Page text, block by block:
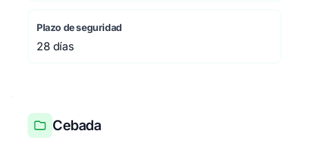
Plazo de seguridad
28 días
Cebada